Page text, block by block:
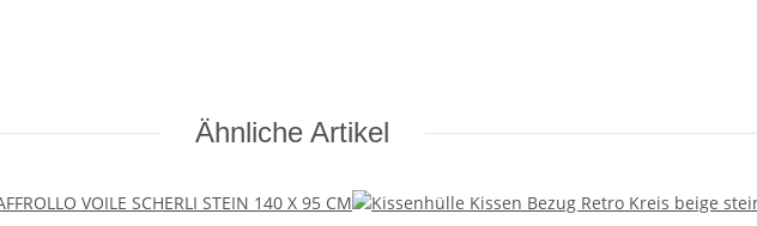
Ähnliche Artikel